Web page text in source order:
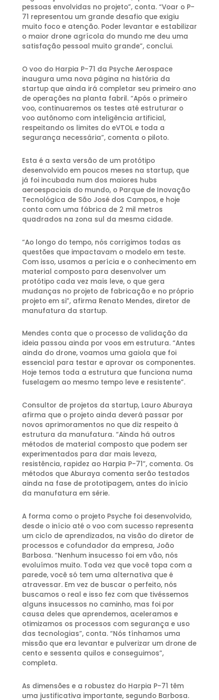
pessoas envolvidas no projeto”, conta. “Voar o P-
71 representou um grande desafio que exigiu
muito foco e atenção. Poder levantar e estabilizar
o maior drone agrícola do mundo me deu uma
satisfação pessoal muito grande”, conclui.
O voo do Harpia P-71 da Psyche Aerospace
inaugura uma nova página na história da
startup que ainda irá completar seu primeiro ano
de operações na planta fabril. “Após o primeiro
voo, continuaremos os testes até estruturar o
voo autônomo com inteligência artificial,
respeitando os limites do eVTOL e toda a
segurança necessária”, comenta o piloto.
Esta é a sexta versão de um protótipo
desenvolvido em poucos meses na startup, que
já foi incubada num dos maiores hubs
aeroespaciais do mundo, o Parque de Inovação
Tecnológica de São José dos Campos, e hoje
conta com uma fábrica de 2 mil metros
quadrados na zona sul da mesma cidade.
“Ao longo do tempo, nós corrigimos todas as
questões que impactavam o modelo em teste.
Com isso, usamos a perícia e o conhecimento em
material composto para desenvolver um
protótipo cada vez mais leve, o que gera
mudanças no projeto de fabricação e no próprio
projeto em si”, afirma Renato Mendes, diretor de
manufatura da startup.
Mendes conta que o processo de validação da
ideia passou ainda por voos em estrutura. “Antes
ainda do drone, voamos uma gaiola que foi
essencial para testar e aprovar os componentes.
Hoje temos toda a estrutura que funciona numa
fuselagem ao mesmo tempo leve e resistente”.
Consultor de projetos da startup, Lauro Aburaya
afirma que o projeto ainda deverá passar por
novos aprimoramentos no que diz respeito à
estrutura da manufatura. “Ainda há outros
métodos de material composto que podem ser
experimentados para dar mais leveza,
resistência, rapidez ao Harpia P-71”, comenta. Os
métodos que Aburaya comenta serão testados
ainda na fase de prototipagem, antes do início
da manufatura em série.
A forma como o projeto Psyche foi desenvolvido,
desde o início até o voo com sucesso representa
um ciclo de aprendizados, na visão do diretor de
processos e cofundador da empresa, João
Barbosa. “Nenhum insucesso foi em vão, nós
evoluímos muito. Toda vez que você topa com a
parede, você só tem uma alternativa que é
atravessar. Em vez de buscar o perfeito, nós
buscamos o real e isso fez com que tivéssemos
alguns insucessos no caminho, mas foi por
causa deles que aprendemos, aceleramos e
otimizamos os processos com segurança e uso
das tecnologias”, conta. “Nós tínhamos uma
missão que era levantar e pulverizar um drone de
cento e sessenta quilos e conseguimos”,
completa.
As dimensões e a robustez do Harpia P-71 têm
uma justificativa importante, segundo Barbosa.